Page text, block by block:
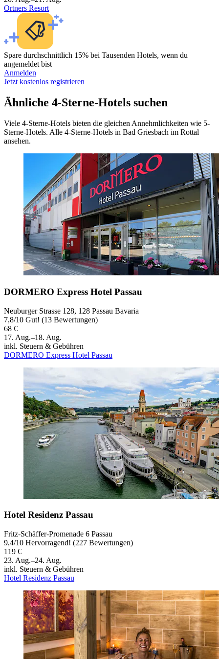
Ortners Resort
Spare durchschnittlich 15% bei Tausenden Hotels, wenn du
angemeldet bist
Anmelden
Jetzt kostenlos registrieren
Ähnliche 4-Sterne-Hotels suchen
Viele 4-Sterne-Hotels bieten die gleichen Annehmlichkeiten wie 5-
Sterne-Hotels. Alle 4-Sterne-Hotels in Bad Griesbach im Rottal
ansehen.
DORMERO Express Hotel Passau
Neuburger Strasse 128, 128 Passau Bavaria
7,8/10 Gut! (13 Bewertungen)
68 €
17. Aug.–18. Aug.
inkl. Steuern & Gebühren
DORMERO Express Hotel Passau
Hotel Residenz Passau
Fritz-Schäffer-Promenade 6 Passau
9,4/10 Hervorragend! (227 Bewertungen)
119 €
23. Aug.–24. Aug.
inkl. Steuern & Gebühren
Hotel Residenz Passau